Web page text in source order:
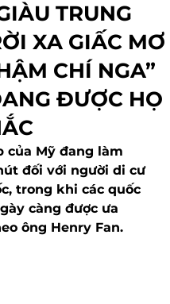
TRUNG
XA GIẤC MƠ
CHÍ NGA”
ĐƯỢC HỌ
của Mỹ đang làm
đối với người di cư
trong khi các quốc
càng được ưa
ông Henry Fan.